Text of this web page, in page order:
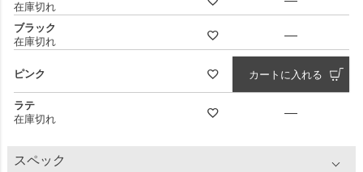
在庫切れ
ブラック
在庫切れ
—
ピンク カートに入れる
ラテ
在庫切れ
—
スペック